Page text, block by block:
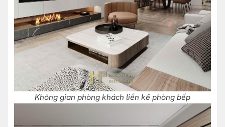
Không gian phòng khách liền kề phòng bếp